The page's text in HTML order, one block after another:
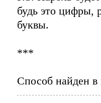
будь это цифры,
буквы.
***
Способ нaйдeн